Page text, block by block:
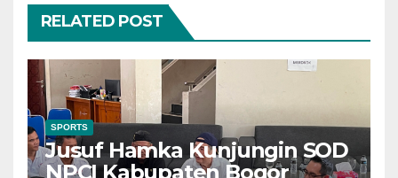
RELATED POST
SPORTS
Jusuf Hamka Kunjungin SOD
NPCI Kabupaten Bogor